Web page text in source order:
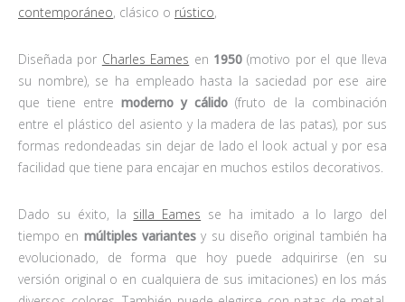
contemporáneo, clásico o rústico,
Diseñada por Charles Eames en 1950 (motivo por el que lleva
su nombre), se ha empleado hasta la saciedad por ese aire
que tiene entre moderno y cálido (fruto de la combinación
entre el plástico del asiento y la madera de las patas), por sus
formas redondeadas sin dejar de lado el look actual y por esa
facilidad que tiene para encajar en muchos estilos decorativos.
Dado su éxito, la silla Eames se ha imitado a lo largo del
tiempo en múltiples variantes y su diseño original también ha
evolucionado, de forma que hoy puede adquirirse (en su
versión original o en cualquiera de sus imitaciones) en los más